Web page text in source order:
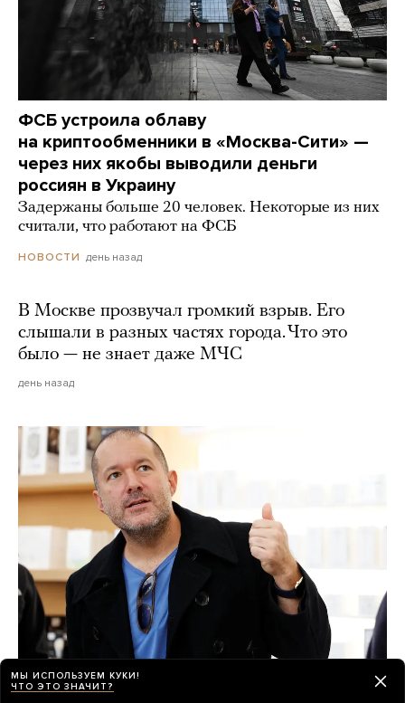
ФСБ устроила облаву
на криптообменники в «Москва-Сити» —
через них якобы выводили деньги
россиян в Украину
Задержаны больше 20 человек. Некоторые из них
считали, что работают на ФСБ
НОВОСТИ день назад
В Москве прозвучал громкий взрыв. Его
слышали в разных частях города. Что это
было — не знает даже МЧС
день назад
Секретное ИИ-устройство OpenAI — это
МЫ ИСПОЛЬЗУЕМ КУКИ!
ЧТО ЭТО ЗНАЧИТ?